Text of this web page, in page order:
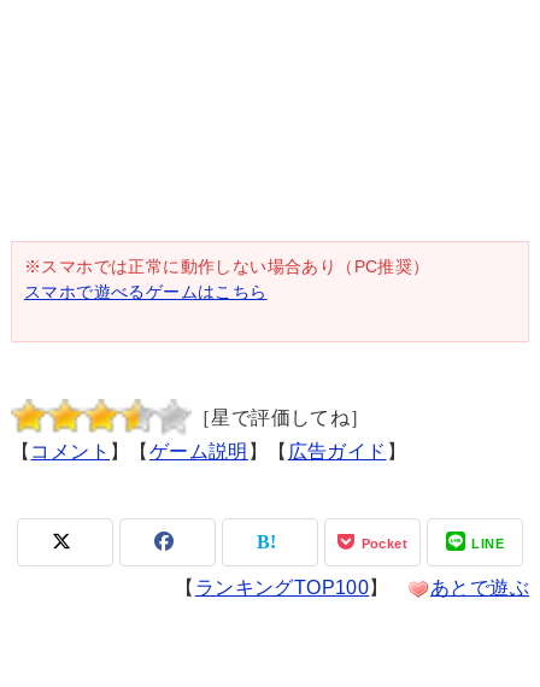
※スマホでは正常に動作しない場合あり（PC推奨）
スマホで遊べるゲームはこちら
［星で評価してね］
【 コメント 】【 ゲーム説明 】【 広告ガイド 】
Pocket LINE
【 ランキングTOP100】 あとで遊ぶ